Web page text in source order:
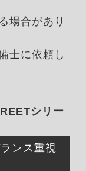
場合があり
士に依頼し
シリー
ンス重視